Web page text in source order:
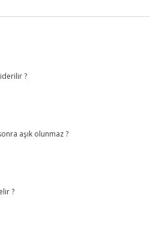
?
aşık olunmaz ?
?